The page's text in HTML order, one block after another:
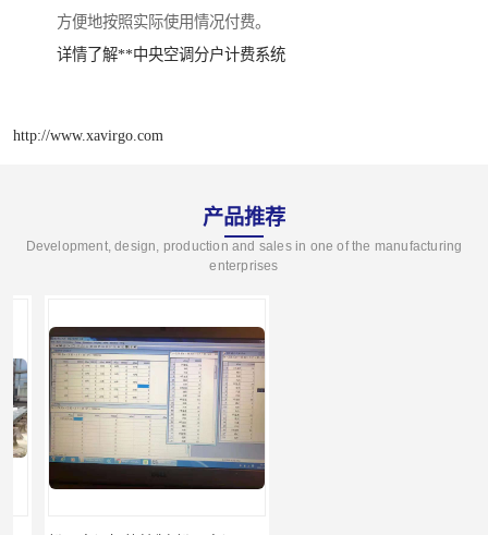
方便地按照实际使用情况付费。
详情了解**中央空调分户计费系统
http://www.xavirgo.com
产品推荐
Development, design, production and sales in one of the manufacturing
enterprises